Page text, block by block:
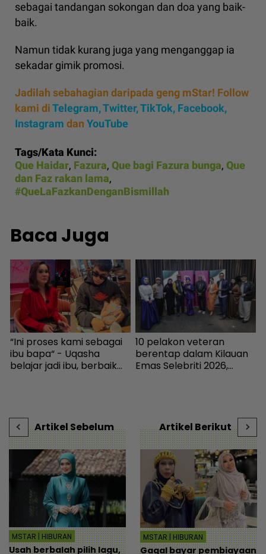
sebagai tandangan sokongan dan doa yang baik-
baik.
Namun tidak kurang juga yang menganggap ia
sekadar gimik promosi.
Jadilah sebahagian daripada geng mStar! Follow
kami diTelegram,Twitter,TikTok, Facebook,
Instagram dan YouTube
Tags/Kata Kunci:
Que Haidar, Fazura, Que bagi Fazura bunga, Que
dan Faz rakan lama,
#QueLaFazkanDenganBismillah
Baca Juga
“Ini proses kami sebagai
ibu bapa“ - Uqasha
belajar jadi ibu, berbaik
10 pelakon veteran
berentap dalam Kilauan
Emas Selebriti 2026,
Artikel Sebelum
MSTAR | HIBURAN
Usah berbalah pilih lagu,
Artikel Berikut
MSTAR | HIBURAN
Gagal bayar pembiayaan